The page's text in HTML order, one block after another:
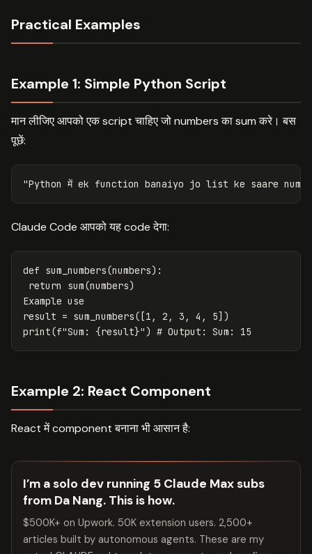
Practical Examples
Example 1: Simple Python Script
मान लीजिए आपको एक script चाहिए जो numbers का sum करे। बस
पूछें:
Claude Code आपको यह code देगा:
def sum_numbers(numbers):
return
sum(numbers)
Example use
result = sum_numbers([1 , 2 , 3 , 4 , 5])
print(f"Sum: {result}")
Example 2: React Component
React में component बनाना भी आसान है:
I’m a solo dev running 5 Claude Max subs
from Da Nang. This is how.
$500K+ on Upwork. 50K extension users. 2,500+
articles built by autonomous agents. These are my